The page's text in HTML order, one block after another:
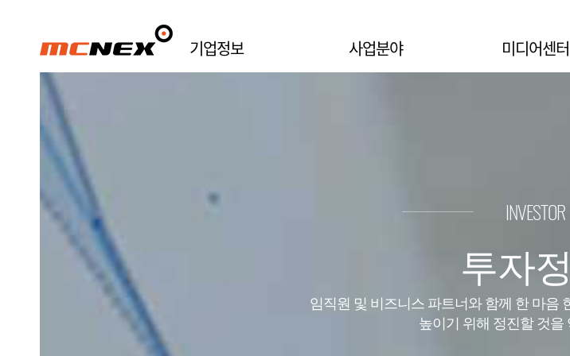
제18기 정기주주총회 소집공고
기업정보 사업분야 미디어센터
INVESTOR
투자
임직원 및 비즈니스 파트너와 함께 한 마음
높이기 위해 정진할 것을